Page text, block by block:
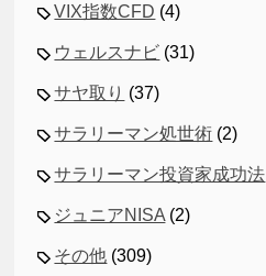
VIX指数CFD (4)
ウェルスナビ (31)
サヤ取り (37)
サラリーマン処世術 (2)
サラリーマン投資家成功法
ジュニアNISA (2)
その他 (309)